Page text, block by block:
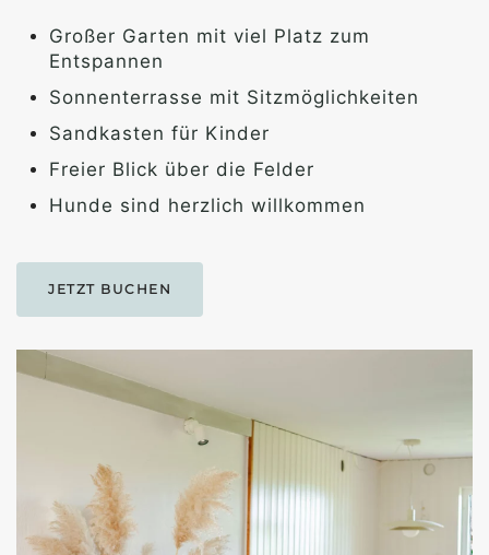
Großer Garten mit viel Platz zum
Entspannen
Sonnenterrasse mit Sitzmöglichkeiten
Sandkasten für Kinder
Freier Blick über die Felder
Hunde sind herzlich willkommen
JETZT BUCHEN